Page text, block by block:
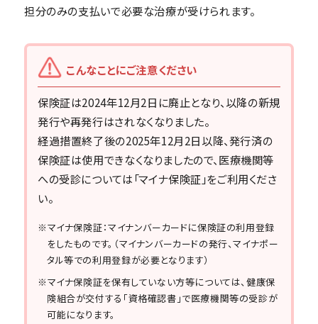
担分のみの支払いで必要な治療が受けられます。
こんなことにご注意ください
保険証は2024年12月2日に廃止となり、以降の新規
発行や再発行はされなくなりました。
経過措置終了後の2025年12月2日以降、発行済の
保険証は使用できなくなりましたので、医療機関等
への受診については「マイナ保険証」をご利用くださ
い。
※マイナ保険証：マイナンバーカードに保険証の利用登録
をしたものです。（マイナンバーカードの発行、マイナポー
タル等での利用登録が必要となります）
※マイナ保険証を保有していない方等については、健康保
険組合が交付する「資格確認書」で医療機関等の受診が
可能になります。